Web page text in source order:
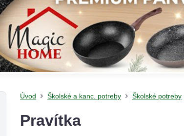
Úvod Školské a kanc. potreby Školské potreby
Pravítka